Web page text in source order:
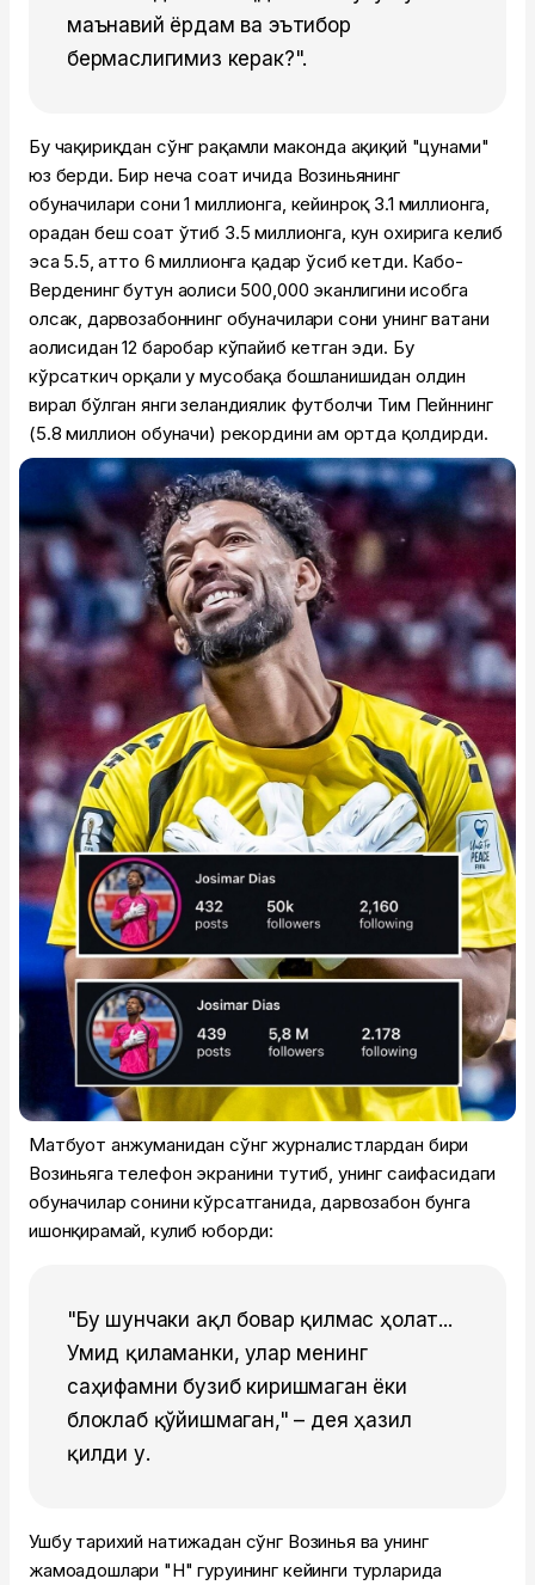
маънавий ёрдам ва эътибор
бермаслигимиз керак?".
Бу чақириқдан сўнг рақамли маконда ҳақиқий "цунами"
юз берди. Бир неча соат ичида Возиньянинг
обуначилари сони 1 миллионга, кейинроқ 3.1 миллионга,
орадан беш соат ўтиб 3.5 миллионга, кун охирига келиб
эса 5.5, ҳатто 6 миллионга қадар ўсиб кетди. Кабо-
Верденинг бутун аҳолиси 500,000 эканлигини ҳисобга
олсак, дарвозабоннинг обуначилари сони унинг ватани
аҳолисидан 12 баробар кўпайиб кетган эди. Бу
кўрсаткич орқали у мусобақа бошланишидан олдин
вирал бўлган янги зеландиялик футболчи Тим Пейннинг
(5.8 миллион обуначи) рекордини ҳам ортда қолдирди.
Матбуот анжуманидан сўнг журналистлардан бири
Возиньяга телефон экранини тутиб, унинг саҳифасидаги
обуначилар сонини кўрсатганида, дарвозабон бунга
ишонқирамай, кулиб юборди:
"Бу шунчаки ақл бовар қилмас ҳолат...
Умид қиламанки, улар менинг
саҳифамни бузиб киришмаган ёки
блоклаб қўйишмаган," – дея ҳазил
қилди у.
Ушбу тарихий натижадан сўнг Возинья ва унинг
жамоадошлари "H" гуруҳининг кейинги турларида